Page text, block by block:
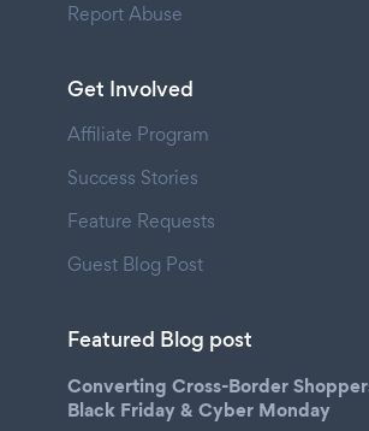
Report Abuse
Get Involved
Affiliate Program
Success Stories
Feature Requests
Guest Blog Post
Featured Blog post
Converting Cross-Border
Black Friday & Cyber Monday